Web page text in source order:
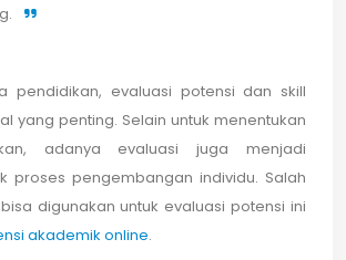
pendidikan, evaluasi potensi dan skill
yang penting. Selain untuk menentukan
adanya evaluasi juga menjadi
proses pengembangan individu. Salah
digunakan untuk evaluasi potensi ini
akademik online.